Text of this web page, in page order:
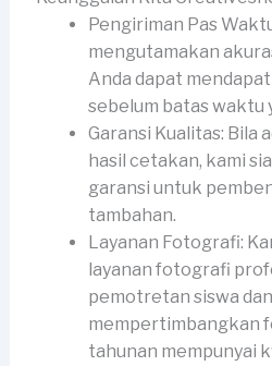
Pengiriman Pas
mengutamakan
Anda dapat
sebelum batas waktu
Garansi Kualitas: Bila
hasil cetakan, kami
garansi untuk
tambahan.
Layanan Fotografi:
layanan fotografi
pemotretan siswa
mempertimbangkan
tahunan mempunyai